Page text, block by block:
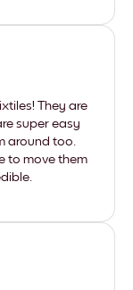
They are
super easy
around too.
to move them